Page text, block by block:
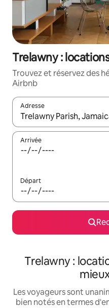
Trelawny :
Trouvez et réservez des
Airbnb
Adresse
Lorsque les résultats
Arrivée
Départ
Trelawny :
Les voyageurs sont
bien notés en termes